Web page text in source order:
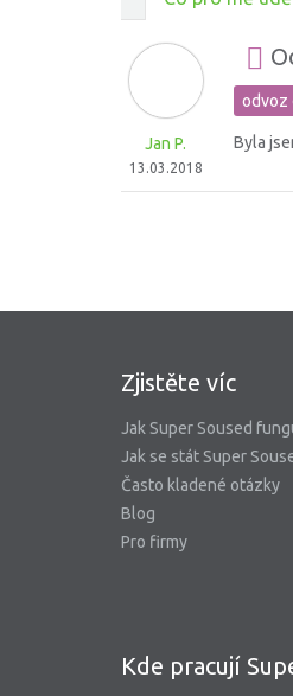
Jan P.
13.03.2018
odvoz
Byla
Zjistěte víc
Jak Super Soused
Jak se stát Super
Často kladené otázky
Blog
Pro firmy
Kde pracují